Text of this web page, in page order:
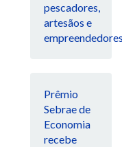
pescadores,
artesãos e
Prêmio
Sebrae de
Economia
recebe